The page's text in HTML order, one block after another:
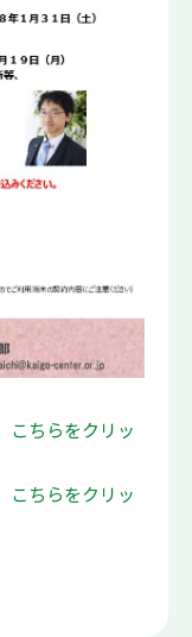
こちらをクリッ
こちらをクリッ